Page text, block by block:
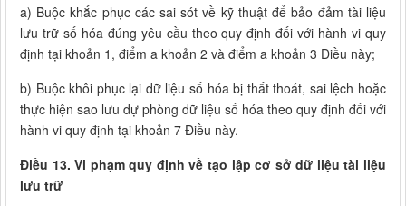
a) Buộc khắc phục các sai sót về kỹ thuật để bảo đảm tài liệu
lưu trữ số hóa đúng yêu cầu theo quy định đối với hành vi quy
định tại khoản 1, điểm a khoản 2 và điểm a khoản 3 Điều này;
b) Buộc khôi phục lại dữ liệu số hóa bị thất thoát, sai lệch hoặc
thực hiện sao lưu dự phòng dữ liệu số hóa theo quy định đối với
hành vi quy định tại khoản 7 Điều này.
Điều 13. Vi phạm quy định về tạo lập cơ sở dữ liệu tài liệu
lưu trữ